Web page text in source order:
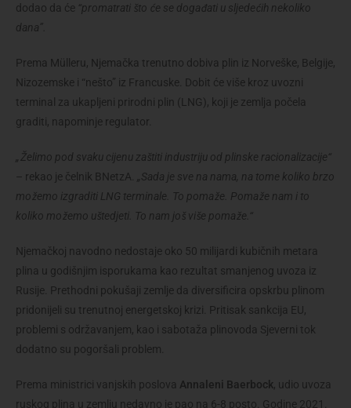
dodao da će “promatrati što će se događati u sljedećih nekoliko
dana”.
Prema Mülleru, Njemačka trenutno dobiva plin iz Norveške, Belgije,
Nizozemske i “nešto” iz Francuske. Dobit će više kroz uvozni
terminal za ukapljeni prirodni plin (LNG), koji je zemlja počela
graditi, napominje regulator.
„Želimo pod svaku cijenu zaštiti industriju od plinske racionalizacije“
– rekao je čelnik BNetzA.
„Sada je sve na nama, na tome koliko brzo
možemo izgraditi LNG terminale. To pomaže. Pomaže nam i to
koliko možemo uštedjeti. To nam još više pomaže.“
Njemačkoj navodno nedostaje oko 50 milijardi kubičnih metara
plina u godišnjim isporukama kao rezultat smanjenog uvoza iz
Rusije. Prethodni pokušaji zemlje da diversificira opskrbu plinom
pridonijeli su trenutnoj energetskoj krizi. Pritisak sankcija EU,
problemi s održavanjem, kao i sabotaža plinovoda Sjeverni tok
dodatno su pogoršali problem.
Prema ministrici vanjskih poslova Annaleni Baerbock, udio uvoza
ruskog plina u zemlju nedavno je pao na 6-8 posto. Godine 2021.